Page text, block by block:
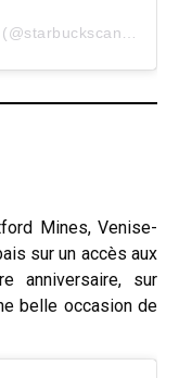
Mines, Venise-
sur un accès aux
anniversaire, sur
belle occasion de